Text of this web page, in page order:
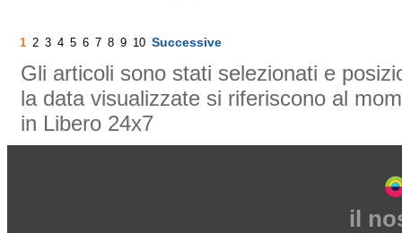
1 2 3 4 5 6 7 8 9 10 Successive
Gli articoli sono stati selezionati e
la data visualizzate si riferiscono al
in Libero 24x7
il